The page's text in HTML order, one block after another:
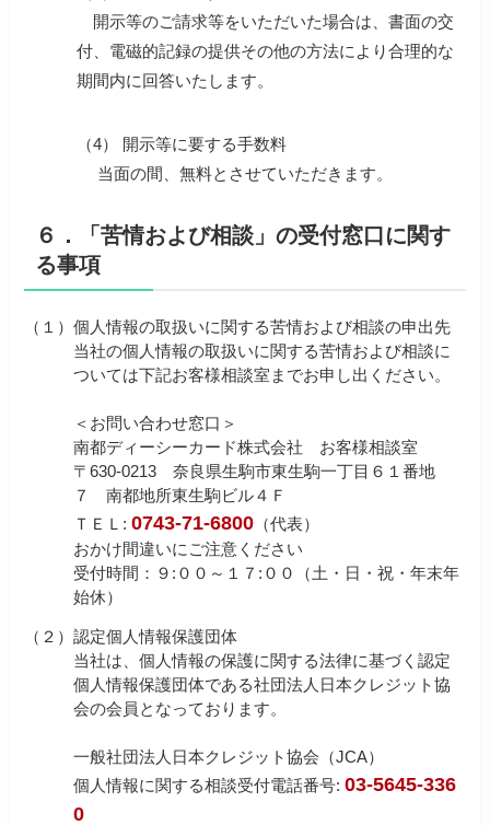
開示等のご請求等をいただいた場合は、書面の交
付、電磁的記録の提供その他の方法により合理的な
期間内に回答いたします。
（4） 開示等に要する手数料
当面の間、無料とさせていただきます。
６．「苦情および相談」の受付窓口に関す
る事項
（１）個人情報の取扱いに関する苦情および相談の申出先
当社の個人情報の取扱いに関する苦情および相談に
ついては下記お客様相談室までお申し出ください。
＜お問い合わせ窓口＞
南都ディーシーカード株式会社 お客様相談室
〒630-0213 奈良県生駒市東生駒一丁目６１番地
７ 南都地所東生駒ビル４Ｆ
ＴＥＬ:0743-71-6800 （代表）
おかけ間違いにご注意ください
受付時間：９:００～１７:００（土・日・祝・年末年
始休）
（２）認定個人情報保護団体
当社は、個人情報の保護に関する法律に基づく認定
個人情報保護団体である社団法人日本クレジット協
会の会員となっております。
一般社団法人日本クレジット協会（JCA）
個人情報に関する相談受付電話番号:03-5645-336
0